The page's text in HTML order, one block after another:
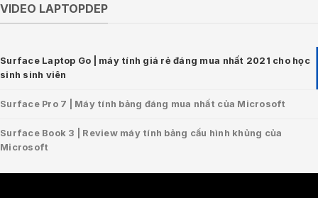
VIDEO LAPTOPDEP
Surface Laptop Go | máy tính giá rẻ đáng mua nhất 2021 cho học
sinh sinh viên
Surface Pro 7 | Máy tính bảng đáng mua nhất của Microsoft
Surface Book 3 | Review máy tính bảng cấu hình khủng của
Microsoft